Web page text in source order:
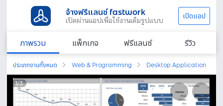
จ้างฟรีแลนซ์ fastwork
เปิดผ่านแอปเพื่อใช้งานเต็มรูปแบบ เปิดแอป
ภาพรวม แพ็กเกจ ฟรีแลนซ์ รีวิว
ประเภทงานทั้งหมด Web & Programming Desktop Application
1/3